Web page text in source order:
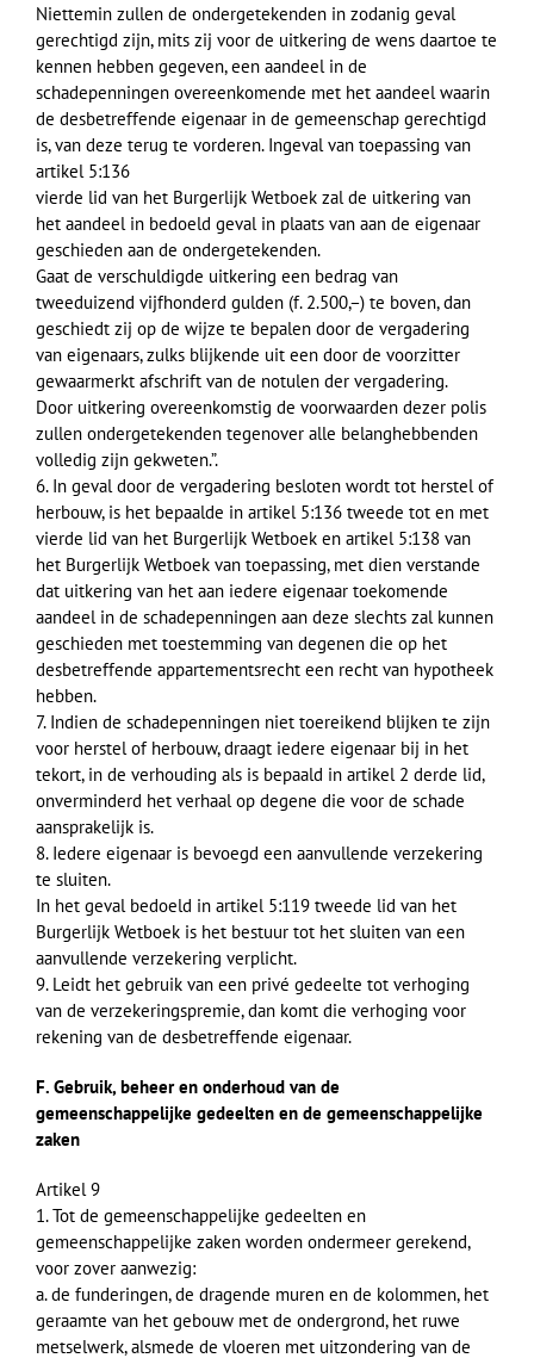
Niettemin zullen de ondergetekenden in zodanig geval
gerechtigd zijn, mits zij voor de uitkering de wens daartoe te
kennen hebben gegeven, een aandeel in de
schadepenningen overeenkomende met het aandeel waarin
de desbetreffende eigenaar in de gemeenschap gerechtigd
is, van deze terug te vorderen. Ingeval van toepassing van
artikel 5:136
vierde lid van het Burgerlijk Wetboek zal de uitkering van
het aandeel in bedoeld geval in plaats van aan de eigenaar
geschieden aan de ondergetekenden.
Gaat de verschuldigde uitkering een bedrag van
tweeduizend vijfhonderd gulden (f. 2.500,–) te boven, dan
geschiedt zij op de wijze te bepalen door de vergadering
van eigenaars, zulks blijkende uit een door de voorzitter
gewaarmerkt afschrift van de notulen der vergadering.
Door uitkering overeenkomstig de voorwaarden dezer polis
zullen ondergetekenden tegenover alle belanghebbenden
volledig zijn gekweten.”.
6. In geval door de vergadering besloten wordt tot herstel of
herbouw, is het bepaalde in artikel 5:136 tweede tot en met
vierde lid van het Burgerlijk Wetboek en artikel 5:138 van
het Burgerlijk Wetboek van toepassing, met dien verstande
dat uitkering van het aan iedere eigenaar toekomende
aandeel in de schadepenningen aan deze slechts zal kunnen
geschieden met toestemming van degenen die op het
desbetreffende appartementsrecht een recht van hypotheek
hebben.
7. Indien de schadepenningen niet toereikend blijken te zijn
voor herstel of herbouw, draagt iedere eigenaar bij in het
tekort, in de verhouding als is bepaald in artikel 2 derde lid,
onverminderd het verhaal op degene die voor de schade
aansprakelijk is.
8. Iedere eigenaar is bevoegd een aanvullende verzekering
te sluiten.
In het geval bedoeld in artikel 5:119 tweede lid van het
Burgerlijk Wetboek is het bestuur tot het sluiten van een
aanvullende verzekering verplicht.
9. Leidt het gebruik van een privé gedeelte tot verhoging
van de verzekeringspremie, dan komt die verhoging voor
rekening van de desbetreffende eigenaar.
F. Gebruik, beheer en onderhoud van de
gemeenschappelijke gedeelten en de gemeenschappelijke
zaken
Artikel 9
1. Tot de gemeenschappelijke gedeelten en
gemeenschappelijke zaken worden ondermeer gerekend,
voor zover aanwezig:
a. de funderingen, de dragende muren en de kolommen, het
geraamte van het gebouw met de ondergrond, het ruwe
metselwerk, alsmede de vloeren met uitzondering van de